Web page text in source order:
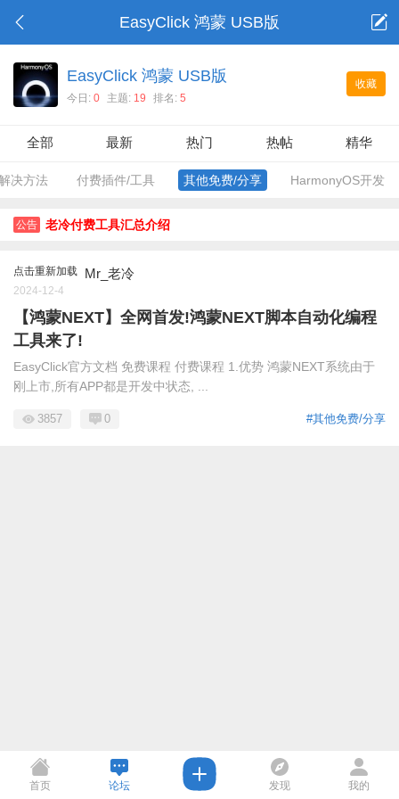
EasyClick 鸿蒙 USB版
收藏
EasyClick 鸿蒙 USB版
今日: 0 主题: 19 排名: 5
全部 最新 热门 热帖 精华
决方法 付费插件/工具 其他免费/分享 HarmonyOS开发
公告 老冷付费工具汇总介绍
点击重新加载 Mr_老冷
2024-12-4
【鸿蒙NEXT】全网首发!鸿蒙NEXT脚本自动化编程
工具来了!
EasyClick官方文档 免费课程 付费课程 1.优势 鸿蒙NEXT系统由于
刚上市,所有APP都是开发中状态, ...
#其他免费/分享
3857 0
首页 论坛 发现 我的